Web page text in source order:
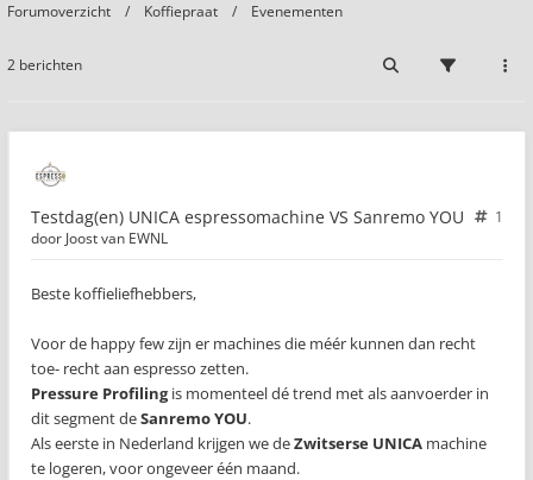
Forumoverzicht Koffiepraat Evenementen
2 berichten
Testdag(en) UNICA espressomachine VS Sanremo YOU
1
door Joost van EWNL
Beste koffieliefhebbers,
Voor de happy few zijn er machines die méér kunnen dan recht
toe- recht aan espresso zetten.
Pressure Profilingis momenteel dé trend met als aanvoerder in
dit segment deSanremo YOU.
Als eerste in Nederland krijgen we deZwitserse UNICA machine
te logeren, voor ongeveer één maand.